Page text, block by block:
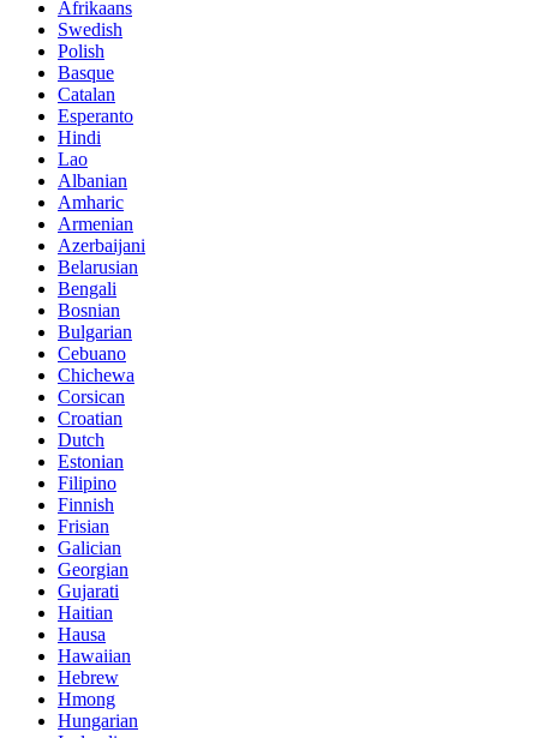
Afrikaans
Swedish
Polish
Basque
Catalan
Esperanto
Hindi
Lao
Albanian
Amharic
Armenian
Azerbaijani
Belarusian
Bengali
Bosnian
Bulgarian
Cebuano
Chichewa
Corsican
Croatian
Dutch
Estonian
Filipino
Finnish
Frisian
Galician
Georgian
Gujarati
Haitian
Hausa
Hawaiian
Hebrew
Hmong
Hungarian